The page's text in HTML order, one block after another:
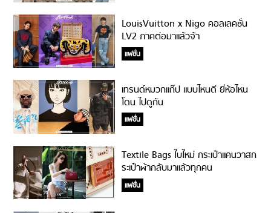
LouisVuitton x Nigo คอลเลคชั่น
LV2 ภาคต่อมาแล้วจ้า
แฟชั่น
เทรนด์หมวกแก๊ป แบบไหนดี ยี่ห้อไหน
โดน ไปดูกัน
แฟชั่น
Textile Bags ใบใหม่ กระเป๋าแคนวาสก
ระเป๋าผ้ากลับมาแล้วทุกคน
แฟชั่น